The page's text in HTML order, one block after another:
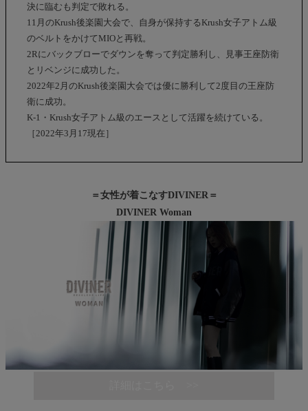
決に臨むも判定で敗れる。
11月のKrush後楽園大会で、自身が保持するKrush女子アトム級
のベルトをかけてMIOと再戦。
2Rにバックブローでダウンを奪って判定勝利し、見事王座防衛
とリベンジに成功した。
2022年2月のKrush後楽園大会では優に勝利して2度目の王座防
衛に成功。
K-1・Krush女子アトム級のエースとして活躍を続けている。
［2022年3月17現在］
＝女性が着こなすDIVINER＝
DIVINER Woman